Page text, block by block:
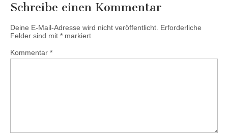
Schreibe einen Kommentar
Deine E-Mail-Adresse wird nicht veröffentlicht. Erforderliche
Felder sind mit * markiert
Kommentar *